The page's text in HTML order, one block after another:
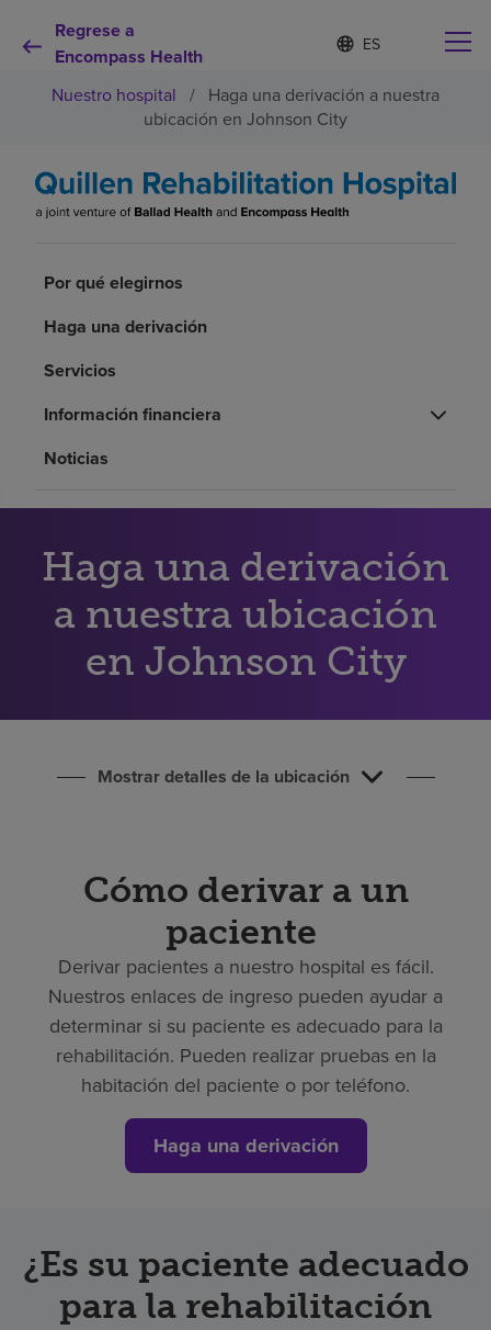
Regrese a
Encompass Health
Lista
de
idiomas
contraída
d
o
m
e
e
Por qué debe elegirnos
Pacientes y cuidadores
Recursos de salud
Buscar un centro
Inversores
Empleos
Pagar mi factura
Nuestro hospital / Haga una derivación a nuestra
ubicación en Johnson City
Por qué elegirnos
Haga una derivación
Servicios
Información financiera
Noticias
Haga una derivación
a nuestra ubicación
en Johnson City
Mostrar detalles de la ubicación
Cómo derivar a un
paciente
Derivar pacientes a nuestro hospital es fácil.
Nuestros enlaces de ingreso pueden ayudar a
determinar si su paciente es adecuado para la
rehabilitación. Pueden realizar pruebas en la
habitación del paciente o por teléfono.
Haga una derivación
¿Es su paciente adecuado
para la rehabilitación